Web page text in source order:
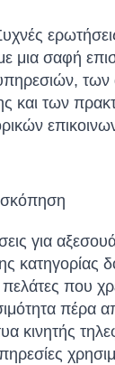
μια σαφή
και των
για
κατηγορίας
που
πέρα
κινητής